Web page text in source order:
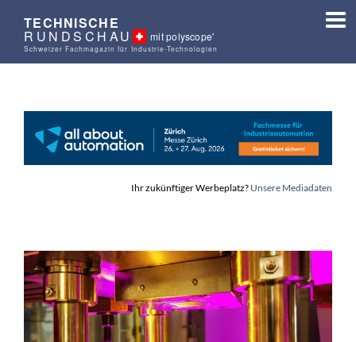
TECHNISCHE
RUNDSCHAU mit polyscope'
Schweizer Fachmagazin für Industrie-Technologien
Ihr zukünftiger Werbeplatz? Unsere Mediadaten